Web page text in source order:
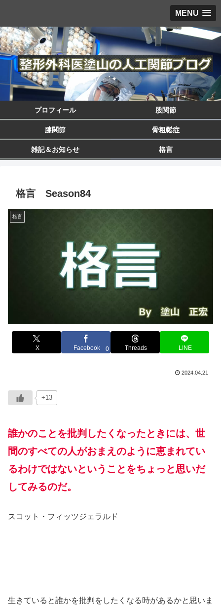
MENU
プロフィール 股関節
膝関節 骨粗鬆症
雑記＆お知らせ 格言
格言 Season84
格言
X Facebook 0 Threads LINE
2024.04.21
+13
誰かのことを批判したくなったときには、世
間のすべての人がおまえのように恵まれてい
るわけではないということをちょっと思いだ
してみるのだ。
スコット・フィッツジェラルド
生きていると誰かを批判をしたくなる時があるかと思いま